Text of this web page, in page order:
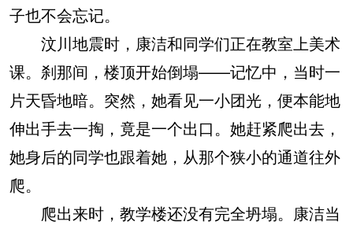
子也不会忘记。
汶川地震时，康洁和同学们正在教室上美术
课。刹那间，楼顶开始倒塌——记忆中，当时一
片天昏地暗。突然，她看见一小团光，便本能地
伸出手去一掏，竟是一个出口。她赶紧爬出去，
她身后的同学也跟着她，从那个狭小的通道往外
爬。
爬出来时，教学楼还没有完全坍塌。康洁当